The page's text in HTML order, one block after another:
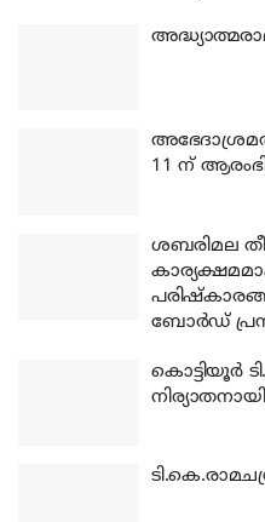
11 ന്
ശബരിമല
ബോര്‍ഡ്
കൊട്ടിയൂര്‍
നിര്യാതനായി